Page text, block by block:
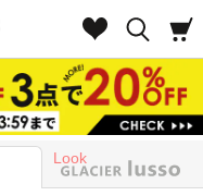
Look